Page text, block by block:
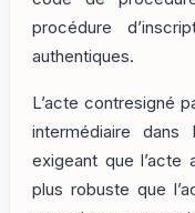
procédure
authentiques.
L’acte contresigné
intermédiaire
exigeant que l’acte
plus robuste que